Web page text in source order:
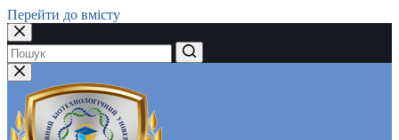
Перейти до вмісту
Немає
результатів